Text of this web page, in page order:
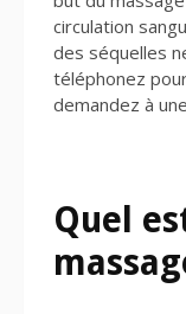
circulation
des séquelles
téléphonez
demandez à
Quel